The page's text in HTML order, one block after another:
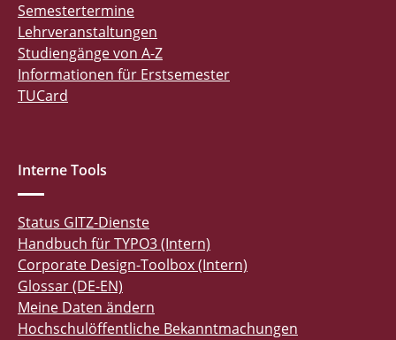
Semestertermine
Lehrveranstaltungen
Studiengänge von A-Z
Informationen für Erstsemester
TUCard
Interne Tools
Status GITZ-Dienste
Handbuch für TYPO3 (Intern)
Corporate Design-Toolbox (Intern)
Glossar (DE-EN)
Meine Daten ändern
Hochschulöffentliche Bekanntmachungen